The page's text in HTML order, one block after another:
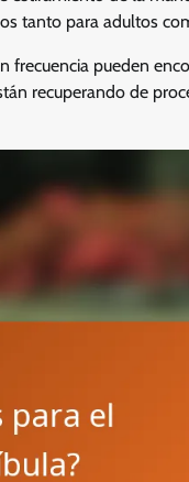
tanto para adultos
frecuencia pueden
recuperando de